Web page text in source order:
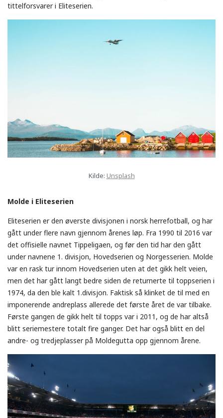
tittelforsvarer i Eliteserien.
Kilde: Unsplash
Molde i Eliteserien
Eliteserien er den øverste divisjonen i norsk herrefotball, og har
gått under flere navn gjennom årenes løp. Fra 1990 til 2016 var
det offisielle navnet Tippeligaen, og før den tid har den gått
under navnene 1. divisjon, Hovedserien og Norgesserien. Molde
var en rask tur innom Hovedserien uten at det gikk helt veien,
men det har gått langt bedre siden de returnerte til toppserien i
1974, da den ble kalt 1.divisjon. Faktisk så klinket de til med en
imponerende andreplass allerede det første året de var tilbake.
Første gangen de gikk helt til topps var i 2011, og de har altså
blitt seriemestere totalt fire ganger. Det har også blitt en del
andre- og tredjeplasser på Moldegutta opp gjennom årene.